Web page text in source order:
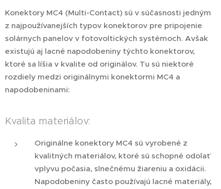
Konektory MC4 (Multi-Contact) sú v súčasnosti jedným
z najpoužívanejších typov konektorov pre pripojenie
solárnych panelov v fotovoltických systémoch. Avšak
existujú aj lacné napodobeniny týchto konektorov,
ktoré sa líšia v kvalite od originálov. Tu sú niektoré
rozdiely medzi originálnymi konektormi MC4 a
napodobeninami:
Kvalita materiálov:
Originálne konektory MC4 sú vyrobené z
kvalitných materiálov, ktoré sú schopné odolať
vplyvu počasia, slnečnému žiareniu a oxidácii.
Napodobeniny často používajú lacné materiály,